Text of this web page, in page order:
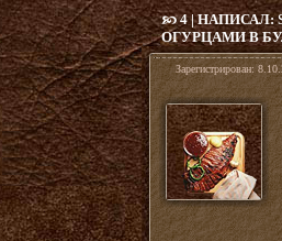
4 | НАПИСАЛ:
ОГУРЦАМИ В
Зарегистрирован: